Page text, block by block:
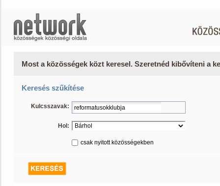
Most a közösségek közt keresel. Szeretnéd kibővíteni a
Keresés szűkítése
Kulcsszavak:
Hol:
csak nyitott közösségekben